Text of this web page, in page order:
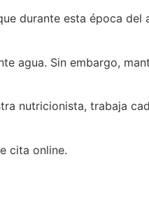
durante esta época
agua. Sin embargo,
nutricionista, trabaja
cita online.